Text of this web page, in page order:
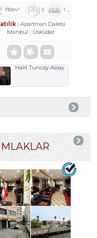
110m² 3 1
Apartman Dairesi
İstanbul
Üsküdar
Halit Tuncay Alpay